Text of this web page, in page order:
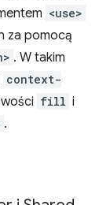
<use>
za pomocą
. W takim
context-
fill i
.